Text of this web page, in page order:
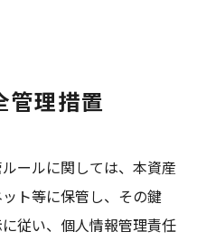
管理措置
ールに関しては、本資産
ト等に保管し、その鍵
従い、個人情報管理責任